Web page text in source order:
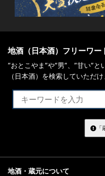
地酒（日本酒）フリーワー
“おとこやま”や“男”、”甘い”
（日本酒）を検索していただけ
地酒・蔵元について